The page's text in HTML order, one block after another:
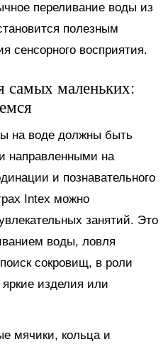
переливание воды из
полезным
сенсорного восприятия.
самых маленьких:
на воде должны быть
направленными на
и познавательного
Intex можно
занятий. Это
воды, ловля
сокровищ, в роли
изделия или
мячики, кольца и